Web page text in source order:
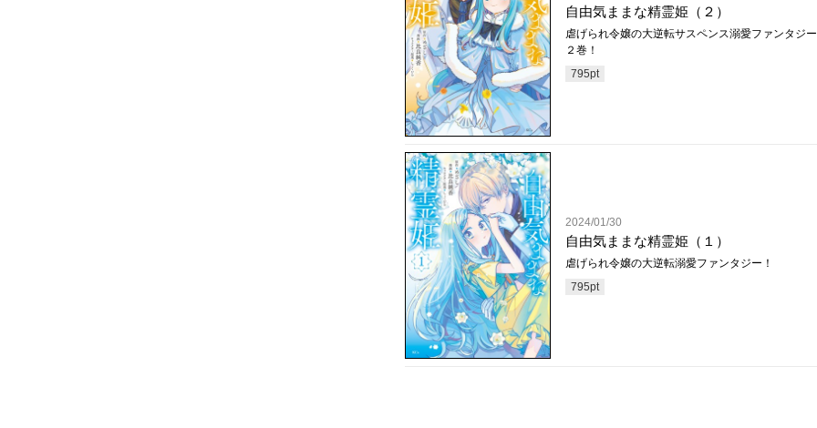
自由気ままな精霊姫（２）
虐げられ令嬢の大逆転サスペンス溺愛ファンタジ
２巻！
795pt
2024/01/30
自由気ままな精霊姫（１）
虐げられ令嬢の大逆転溺愛ファンタジー！
795pt